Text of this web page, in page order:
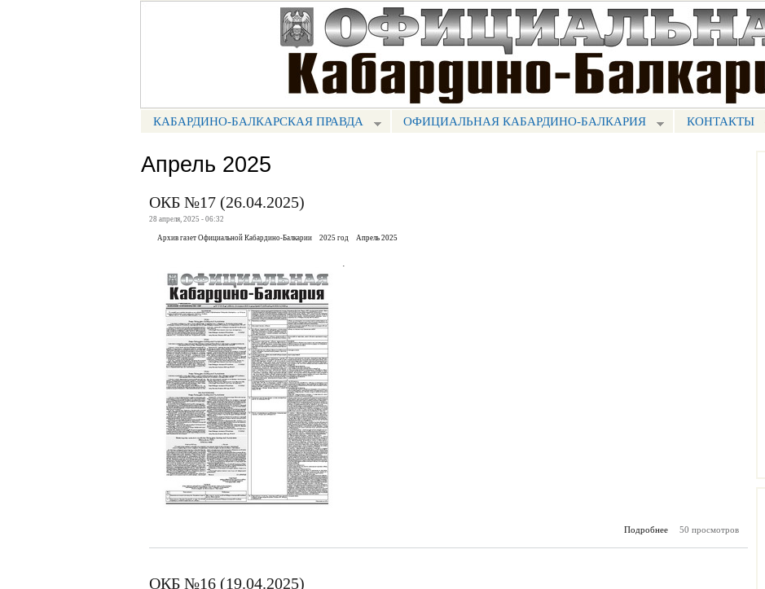
Перейти к
основному
содержанию
МЕНЮ КБП
КАБАРДИНО-БАЛКАРСКАЯ ПРАВДА ОФИЦИАЛЬНАЯ КАБАРДИНО-БАЛКАРИЯ КОНТАКТЫ
Апрель 2025
ОКБ №17 (26.04.2025)
28 апреля, 2025 - 06:32
Архив газет Официальной Кабардино-Балкарии 2025 год Апрель 2025
Подробнее
о ОКБ №17
50 просмотров
ОКБ №16 (19.04.2025)